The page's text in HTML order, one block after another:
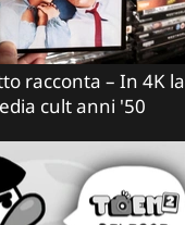
racconta – In 4K la
cult anni '50